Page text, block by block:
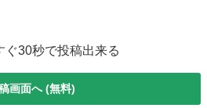
ぐ30秒で投稿出来る
画面へ (無料)